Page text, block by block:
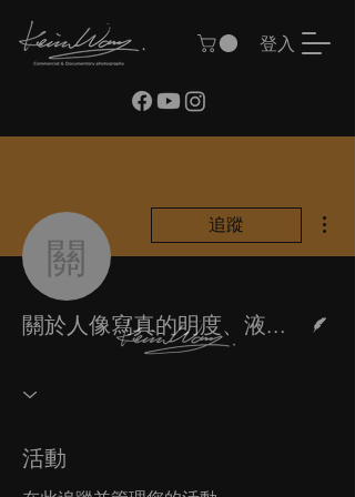
登入
關於人像寫真
追蹤
關於人像寫真的明度、液化、雜物移除及水平調整
活動